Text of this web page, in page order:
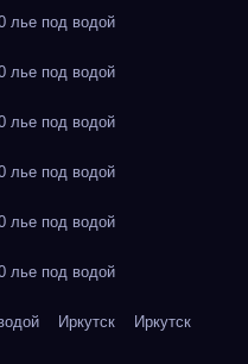
под водой
под водой
под водой
под водой
под водой
под водой
Иркутск Иркутск